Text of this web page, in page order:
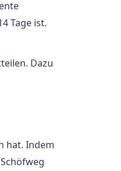
Tage ist.
Dazu
hat. Indem